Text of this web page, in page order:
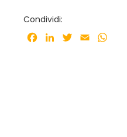
Condividi:
Facebook
LinkedInTwitter
Email